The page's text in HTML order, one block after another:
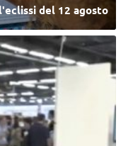
del 12 agosto